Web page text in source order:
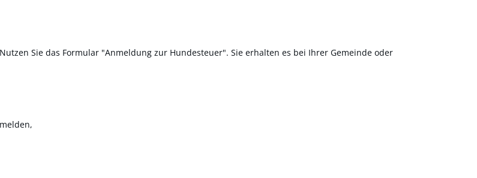
Nutzen Sie das Formular "Anmeldung zur Hundesteuer". Sie erhalten es bei Ihrer Gemeinde oder